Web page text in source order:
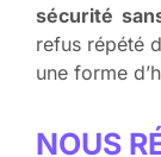
sécurité
refus répété
une forme
NOUS